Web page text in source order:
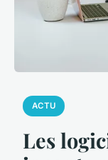
ACTU
Les